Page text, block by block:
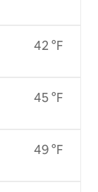
42 °F
45 °F
49 °F